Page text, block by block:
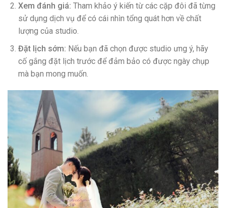
Xem đánh giá: Tham khảo ý kiến từ các cặp đôi đã từng
sử dụng dịch vụ để có cái nhìn tổng quát hơn về chất
lượng của studio.
Đặt lịch sớm: Nếu bạn đã chọn được studio ưng ý, hãy
cố gắng đặt lịch trước để đảm bảo có được ngày chụp
mà bạn mong muốn.